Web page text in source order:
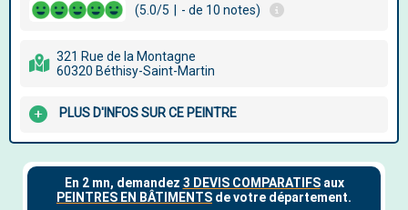
(5.0/5 - de 10 notes)
321 Rue de la Montagne
60320 Béthisy-Saint-Martin
PLUS D'INFOS SUR CE PEINTRE